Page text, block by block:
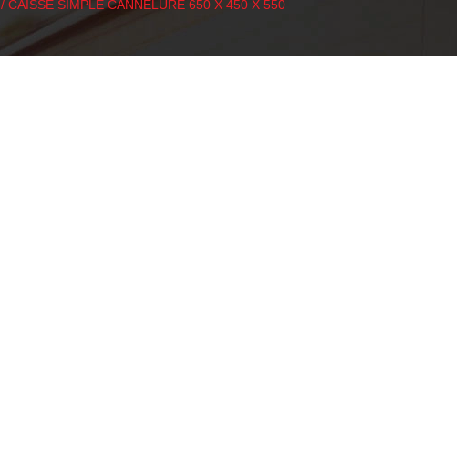
/ CAISSE SIMPLE CANNELURE 650 X 450 X 550